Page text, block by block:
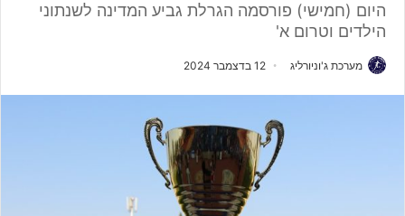
היום (חמישי) פורסמה הגרלת גביע המדינה לשנתוני
הילדים וטרום א'
מערכת ג'וניורליג 12 בדצמבר 2024